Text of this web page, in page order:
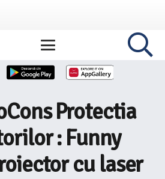
Protectia
: Funny
cu laser